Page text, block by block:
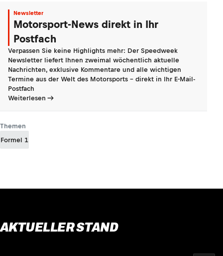
Newsletter
Motorsport-News direkt in Ihr
Postfach
Verpassen Sie keine Highlights mehr: Der Speedweek
Newsletter liefert Ihnen zweimal wöchentlich aktuelle
Nachrichten, exklusive Kommentare und alle wichtigen
Termine aus der Welt des Motorsports - direkt in Ihr E-Mail-
Postfach
Weiterlesen
Themen
Formel 1
AKTUELLER STAND